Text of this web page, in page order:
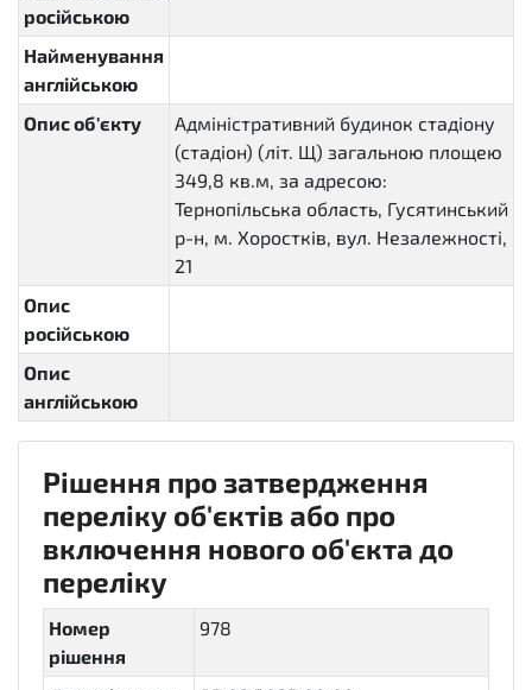
російською
Найменування
англійською
Опис об'єкту
Адміністративний будинок стадіону
(стадіон) (літ. Щ) загальною площею
349,8 кв.м, за адресою:
Тернопільська область, Гусятинський
р-н, м. Хоростків, вул. Незалежності,
21
Опис
російською
Опис
англійською
Рішення про затвердження
переліку об'єктів або про
включення нового об'єкта до
переліку
Номер
рішення
978